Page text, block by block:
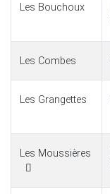
Les Bouchoux
Les Combes
Les Grangettes
Les Moussières